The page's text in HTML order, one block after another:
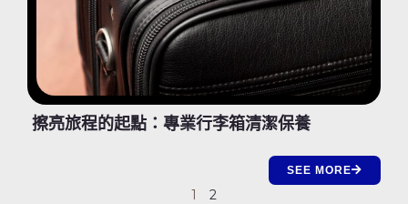
擦亮旅程的起點：專業行李箱清潔保養
SEE MORE
1 2